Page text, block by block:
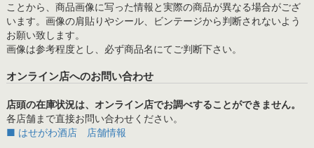
ことから、商品画像に写った情報と実際の商品が異なる場合がござ
います。画像の肩貼りやシール、ビンテージから判断されないよう
お願い致します。
画像は参考程度とし、必ず商品名にてご判断下さい。
オンライン店へのお問い合わせ
店頭の在庫状況は、オンライン店でお調べすることができません。
各店舗まで直接お問い合わせください。
■ はせがわ酒店 店舗情報